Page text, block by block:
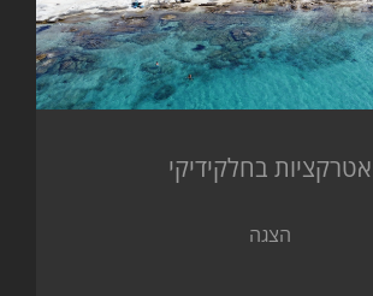
אטרקציות בחלקידיקי
הצגה